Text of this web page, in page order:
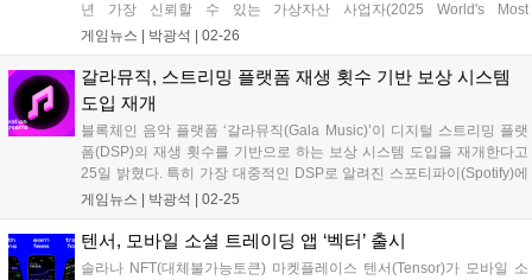
년 가장 신뢰할 수 있는 가상자산 사업자(2025 World's Most
Trustworthy Crypto Exchanges & Marketplaces)’ 평가에서 국내 1위,
게임뉴스 | 박광석 02-26
갈라뮤직, 스트리밍 플랫폼 재생 횟수 기반 보상 시스템
도입 재개
블록체인 음악 플랫폼 ‘갈라뮤직(Gala Music)’이 디지털 스트리밍 플랫
폼(DSP)의 재생 횟수를 기반으로 하는 보상 시스템 도입을 재개한다고
25일 밝혔다. 특히 가장 대중적인 DSP로 알려진 스포티파이(Spotify)에
서 갈라뮤직 음원이 스트리밍되면 곡을 제작한 아티스트 및 곡의 소유자
게임뉴스 | 박광석 02-25
텐서, 모바일 소셜 트레이딩 앱 ‘벡터’ 출시
솔라나 NFT(대체불가능토큰) 마켓플레이스 텐서(Tensor)가 모바일 소